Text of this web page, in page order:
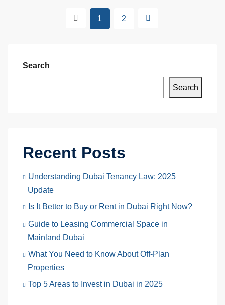
1 2
Search
Search
Recent Posts
Understanding Dubai Tenancy Law: 2025
Update
Is It Better to Buy or Rent in Dubai Right Now?
Guide to Leasing Commercial Space in
Mainland Dubai
What You Need to Know About Off‑Plan
Properties
Top 5 Areas to Invest in Dubai in 2025